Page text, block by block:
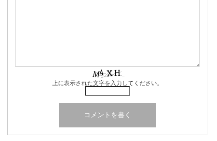
上に表示された文字を入力してください。